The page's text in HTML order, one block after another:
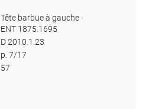
Tête barbue à gauche
ENT 1875.1695
D 2010.1.23
p. 7/17
57